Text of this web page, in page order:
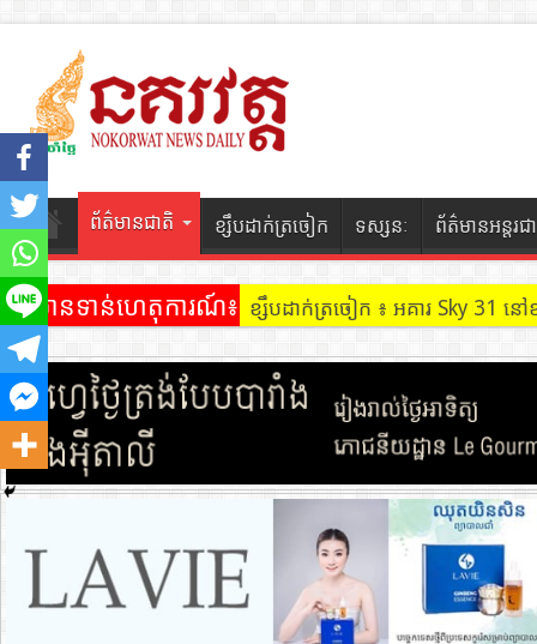
ព័ត៌មានជាតិ ខ្សឹបដាក់ត្រចៀក ទស្សនៈ ព័ត៌មានអន្តរជ
ព័ត៌មានទាន់ហេតុការណ៍៖ ខ្សឹបដាក់ត្រចៀក ៖ អគារ Sky 31